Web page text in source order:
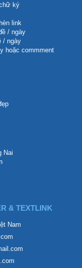
ký
link
/ ngày
/ ngày
hoặc commment
Nai
& TEXTLINK
Nam